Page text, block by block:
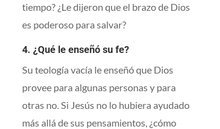
tiempo? ¿Le dijeron que el brazo de Dios
es poderoso para salvar?
4. ¿Qué le enseñó su fe?
Su teología vacía le enseñó que Dios
provee para algunas personas y para
otras no. Si Jesús no lo hubiera ayudado
más allá de sus pensamientos, ¿cómo